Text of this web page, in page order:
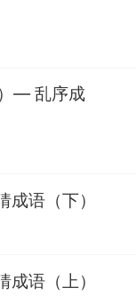
— 乱序成
语（下）
语（上）